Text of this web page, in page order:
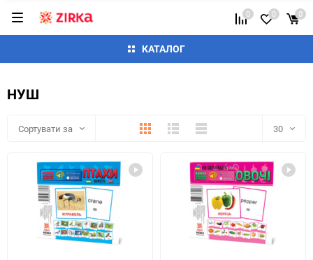
КАТАЛОГ
0 0 0
НУШ
Сортувати за ПлиткаДетальноСписок 30
30
60
90